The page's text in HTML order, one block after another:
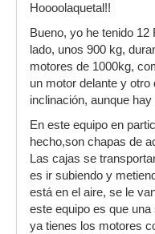
Hoooolaquetal!!
Bueno, yo he tenido 12
lado, unos 900 kg,
motores de 1000kg,
un motor delante y
inclinación, aunque
En este equipo en
hecho,son chapas de
Las cajas se
es ir subiendo y
está en el aire, se le
este equipo es que
ya tienes los motores